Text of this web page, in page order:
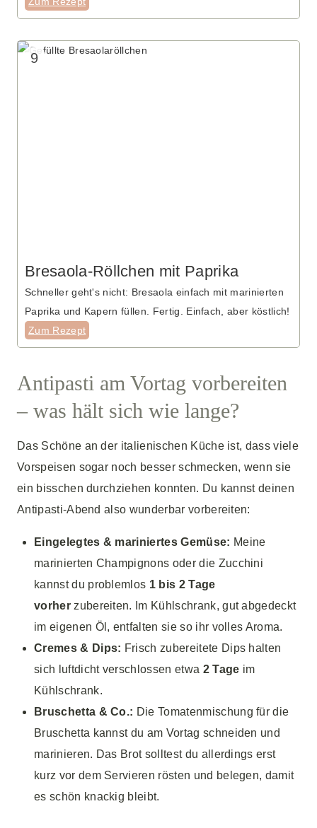
9
Bresaola-Röllchen mit Paprika
Schneller geht's nicht: Bresaola einfach mit marinierten
Paprika und Kapern füllen. Fertig. Einfach, aber köstlich!
Zum Rezept
Antipasti am Vortag vorbereiten
– was hält sich wie lange?
Das Schöne an der italienischen Küche ist, dass viele
Vorspeisen sogar noch besser schmecken, wenn sie
ein bisschen durchziehen konnten. Du kannst deinen
Antipasti-Abend also wunderbar vorbereiten:
Eingelegtes & mariniertes Gemüse: Meine
marinierten Champignons oder die Zucchini
kannst du problemlos 1 bis 2 Tage
vorherzubereiten. Im Kühlschrank, gut abgedeckt
im eigenen Öl, entfalten sie so ihr volles Aroma.
Cremes & Dips: Frisch zubereitete Dips halten
sich luftdicht verschlossen etwa 2 Tage im
Kühlschrank.
Bruschetta & Co.: Die Tomatenmischung für die
Bruschetta kannst du am Vortag schneiden und
marinieren. Das Brot solltest du allerdings erst
kurz vor dem Servieren rösten und belegen, damit
es schön knackig bleibt.